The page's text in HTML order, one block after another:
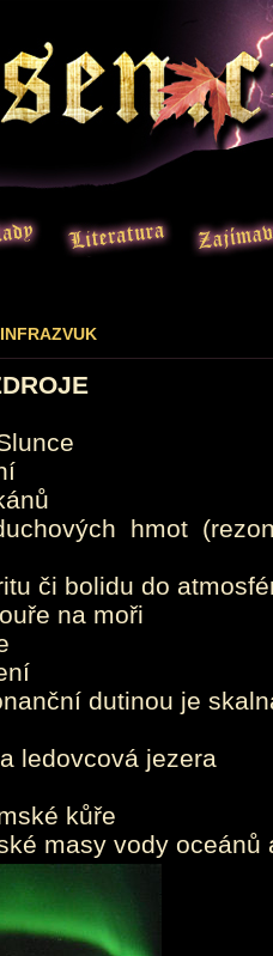
hmot
či bolidu do
na moři
dutinou je
ledovcová jezera
kůře
masy vody oceánů